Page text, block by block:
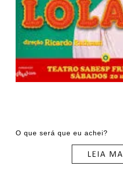
O que será que eu achei?